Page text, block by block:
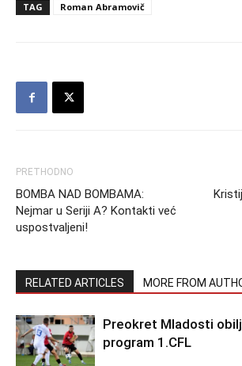
TAG Roman Abramovič
PRETHODNO
BOMBA NAD BOMBAMA:
Nejmar u Seriji A? Kontakti već
uspostvaljeni!
RELATED ARTICLES MORE FROM
Preokret Mladosti
program 1.CFL